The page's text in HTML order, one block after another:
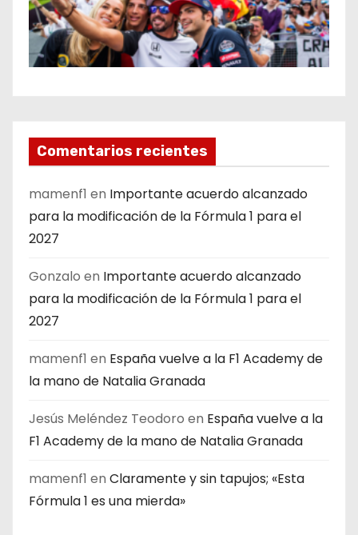
Comentarios recientes
mamenf1 en Importante acuerdo alcanzado
para la modificación de la Fórmula 1 para el
2027
Gonzalo en Importante acuerdo alcanzado
para la modificación de la Fórmula 1 para el
2027
mamenf1 en España vuelve a la F1 Academy de
la mano de Natalia Granada
Jesús Meléndez Teodoro en España vuelve a la
F1 Academy de la mano de Natalia Granada
mamenf1 en Claramente y sin tapujos; «Esta
Fórmula 1 es una mierda»